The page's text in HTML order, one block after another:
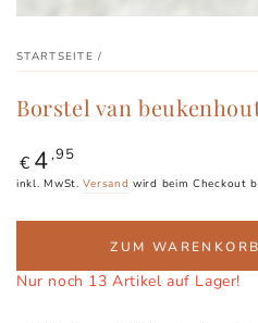
STARTSEITE /
Borstel van
Regulärer
Preis
€ 4 ,95
inkl. MwSt.Versand wird beim Checkout
ZUM
Nur noch 13 Artikel auf Lager!